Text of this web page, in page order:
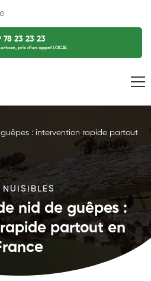
78 23 23 23
prix d’un appel LOCAL
: intervention rapide partout
NUISIBLES
nid de guêpes :
partout en